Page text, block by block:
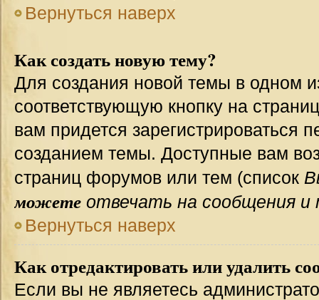
Вернуться наверх
Как создать новую тему?
Для создания новой темы в одном
соответствующую кнопку на
вам придется зарегистрироваться
созданием темы. Доступные вам
страниц форумов или тем (список
можете отвечать на сообщения и
Вернуться наверх
Как отредактировать или удалить
Если вы не являетесь